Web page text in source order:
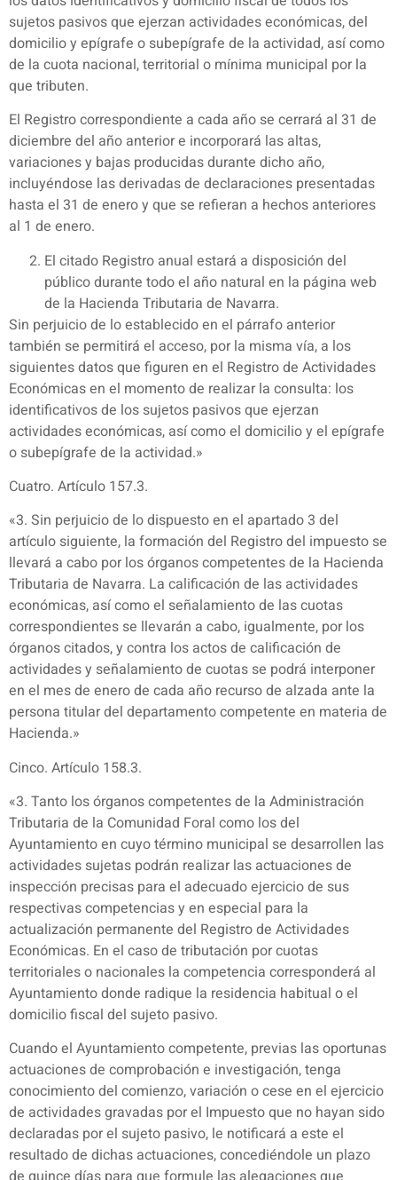
sujetos pasivos que ejerzan actividades económicas, del
domicilio y epígrafe o subepígrafe de la actividad, así como
de la cuota nacional, territorial o mínima municipal por la
que tributen.
El Registro correspondiente a cada año se cerrará al 31 de
diciembre del año anterior e incorporará las altas,
variaciones y bajas producidas durante dicho año,
incluyéndose las derivadas de declaraciones presentadas
hasta el 31 de enero y que se refieran a hechos anteriores
al 1 de enero.
El citado Registro anual estará a disposición del
público durante todo el año natural en la página web
de la Hacienda Tributaria de Navarra.
Sin perjuicio de lo establecido en el párrafo anterior
también se permitirá el acceso, por la misma vía, a los
siguientes datos que figuren en el Registro de Actividades
Económicas en el momento de realizar la consulta: los
identificativos de los sujetos pasivos que ejerzan
actividades económicas, así como el domicilio y el epígrafe
o subepígrafe de la actividad.»
Cuatro. Artículo 157.3.
«3. Sin perjuicio de lo dispuesto en el apartado 3 del
artículo siguiente, la formación del Registro del impuesto se
llevará a cabo por los órganos competentes de la Hacienda
Tributaria de Navarra. La calificación de las actividades
económicas, así como el señalamiento de las cuotas
correspondientes se llevarán a cabo, igualmente, por los
órganos citados, y contra los actos de calificación de
actividades y señalamiento de cuotas se podrá interponer
en el mes de enero de cada año recurso de alzada ante la
persona titular del departamento competente en materia de
Hacienda.»
Cinco. Artículo 158.3.
«3. Tanto los órganos competentes de la Administración
Tributaria de la Comunidad Foral como los del
Ayuntamiento en cuyo término municipal se desarrollen las
actividades sujetas podrán realizar las actuaciones de
inspección precisas para el adecuado ejercicio de sus
respectivas competencias y en especial para la
actualización permanente del Registro de Actividades
Económicas. En el caso de tributación por cuotas
territoriales o nacionales la competencia corresponderá al
Ayuntamiento donde radique la residencia habitual o el
domicilio fiscal del sujeto pasivo.
Cuando el Ayuntamiento competente, previas las oportunas
actuaciones de comprobación e investigación, tenga
conocimiento del comienzo, variación o cese en el ejercicio
de actividades gravadas por el Impuesto que no hayan sido
declaradas por el sujeto pasivo, le notificará a este el
resultado de dichas actuaciones, concediéndole un plazo